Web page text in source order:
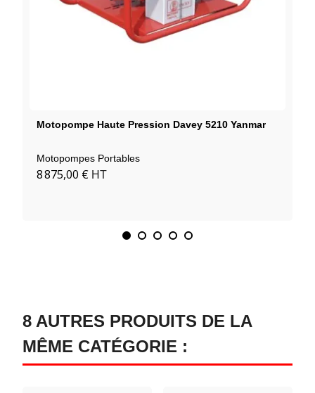
Motopompe Haute Pression Davey 5210 Yanmar
Motopompes Portables
8 875,00 € HT
8 AUTRES PRODUITS DE LA
MÊME CATÉGORIE :